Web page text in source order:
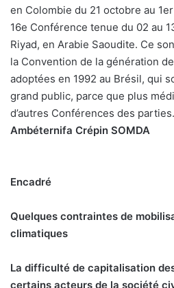
en Colombie du 21 octobre au
16e Conférence tenue du 02 au
Riyad, en Arabie Saoudite. Ce
la Convention de la génération
adoptées en 1992 au Brésil, qui
grand public, parce que plus
d’autres Conférences des parties.
Ambéternifa Crépin SOMDA
Encadré
Quelques contraintes de
climatiques
La difficulté de capitalisation
certains acteurs de la société